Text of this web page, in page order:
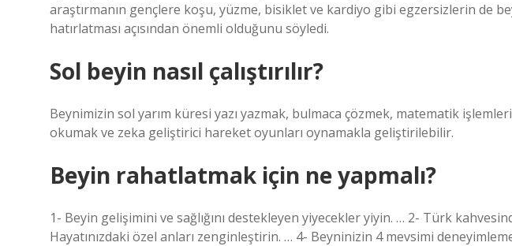
araştırmanın gençlere koşu, yüzme, bisiklet ve kardiyo gibi egzersizlerin de
hatırlatması açısından önemli olduğunu söyledi.
Sol beyin nasıl çalıştırılır?
Beynimizin sol yarım küresi yazı yazmak, bulmaca çözmek, matematik
okumak ve zeka geliştirici hareket oyunları oynamakla geliştirilebilir.
Beyin rahatlatmak için ne yapmalı?
1- Beyin gelişimini ve sağlığını destekleyen yiyecekler yiyin. … 2- Türk
Hayatınızdaki özel anları zenginleştirin. … 4- Beyninizin 4 mevsimi